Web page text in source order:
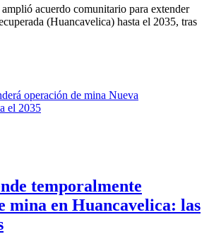
acuerdo comunitario para extender
(Huancavelica) hasta el 2035, tras
temporalmente
mina en Huancavelica: las